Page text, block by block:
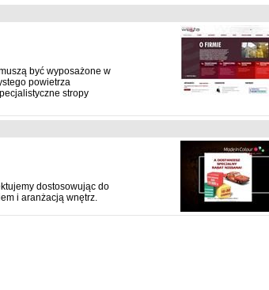
być wyposażone w
powietrza
stropy
dostosowując do
i aranżacją wnętrz.